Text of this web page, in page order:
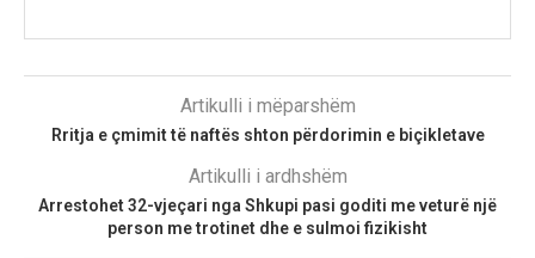
Artikulli i mëparshëm
Rritja e çmimit të naftës shton përdorimin e biçikletave
Artikulli i ardhshëm
Arrestohet 32-vjeçari nga Shkupi pasi goditi me veturë një
person me trotinet dhe e sulmoi fizikisht